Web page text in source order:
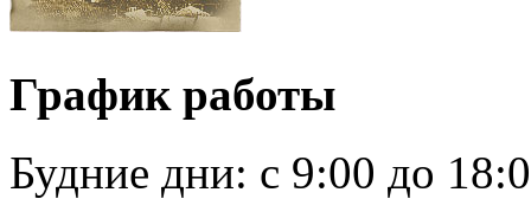
График работы
Будние дни: c 9:00 до